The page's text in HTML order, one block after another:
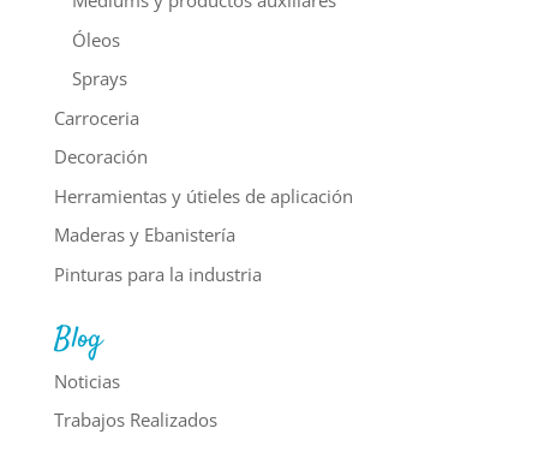
Óleos
Sprays
Carroceria
Decoración
Herramientas y útieles de aplicación
Maderas y Ebanistería
Pinturas para la industria
Blog
Noticias
Trabajos Realizados